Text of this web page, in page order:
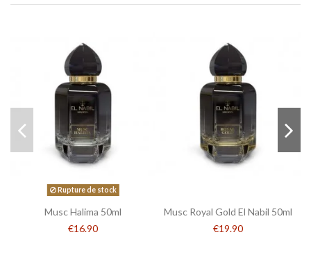
Rupture de stock
Musc Halima 50ml
€16.90
Musc Royal Gold El Nabil 50ml
€19.90